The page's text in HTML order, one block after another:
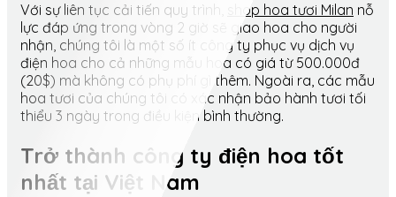
Với sự liên tục cải tiến quy trình, shop hoa tươi Milan nỗ
lực đáp ứng trong vòng 2 giờ sẽ giao hoa cho người
nhận, chúng tôi là một số ít công ty phục vụ dịch vụ
điện hoa cho cả những mẫu hoa có giá từ 500.000đ
(20$) mà không có phụ phí gì thêm. Ngoài ra, các mẫu
hoa tươi của chúng tôi có xác nhận bảo hành tươi tối
thiểu 3 ngày trong điều kiện bình thường.
Trở thành công ty điện hoa tốt
nhất tại Việt Nam